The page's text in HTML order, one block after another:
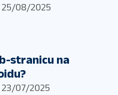
25/08/2025
stranicu na
23/07/2025